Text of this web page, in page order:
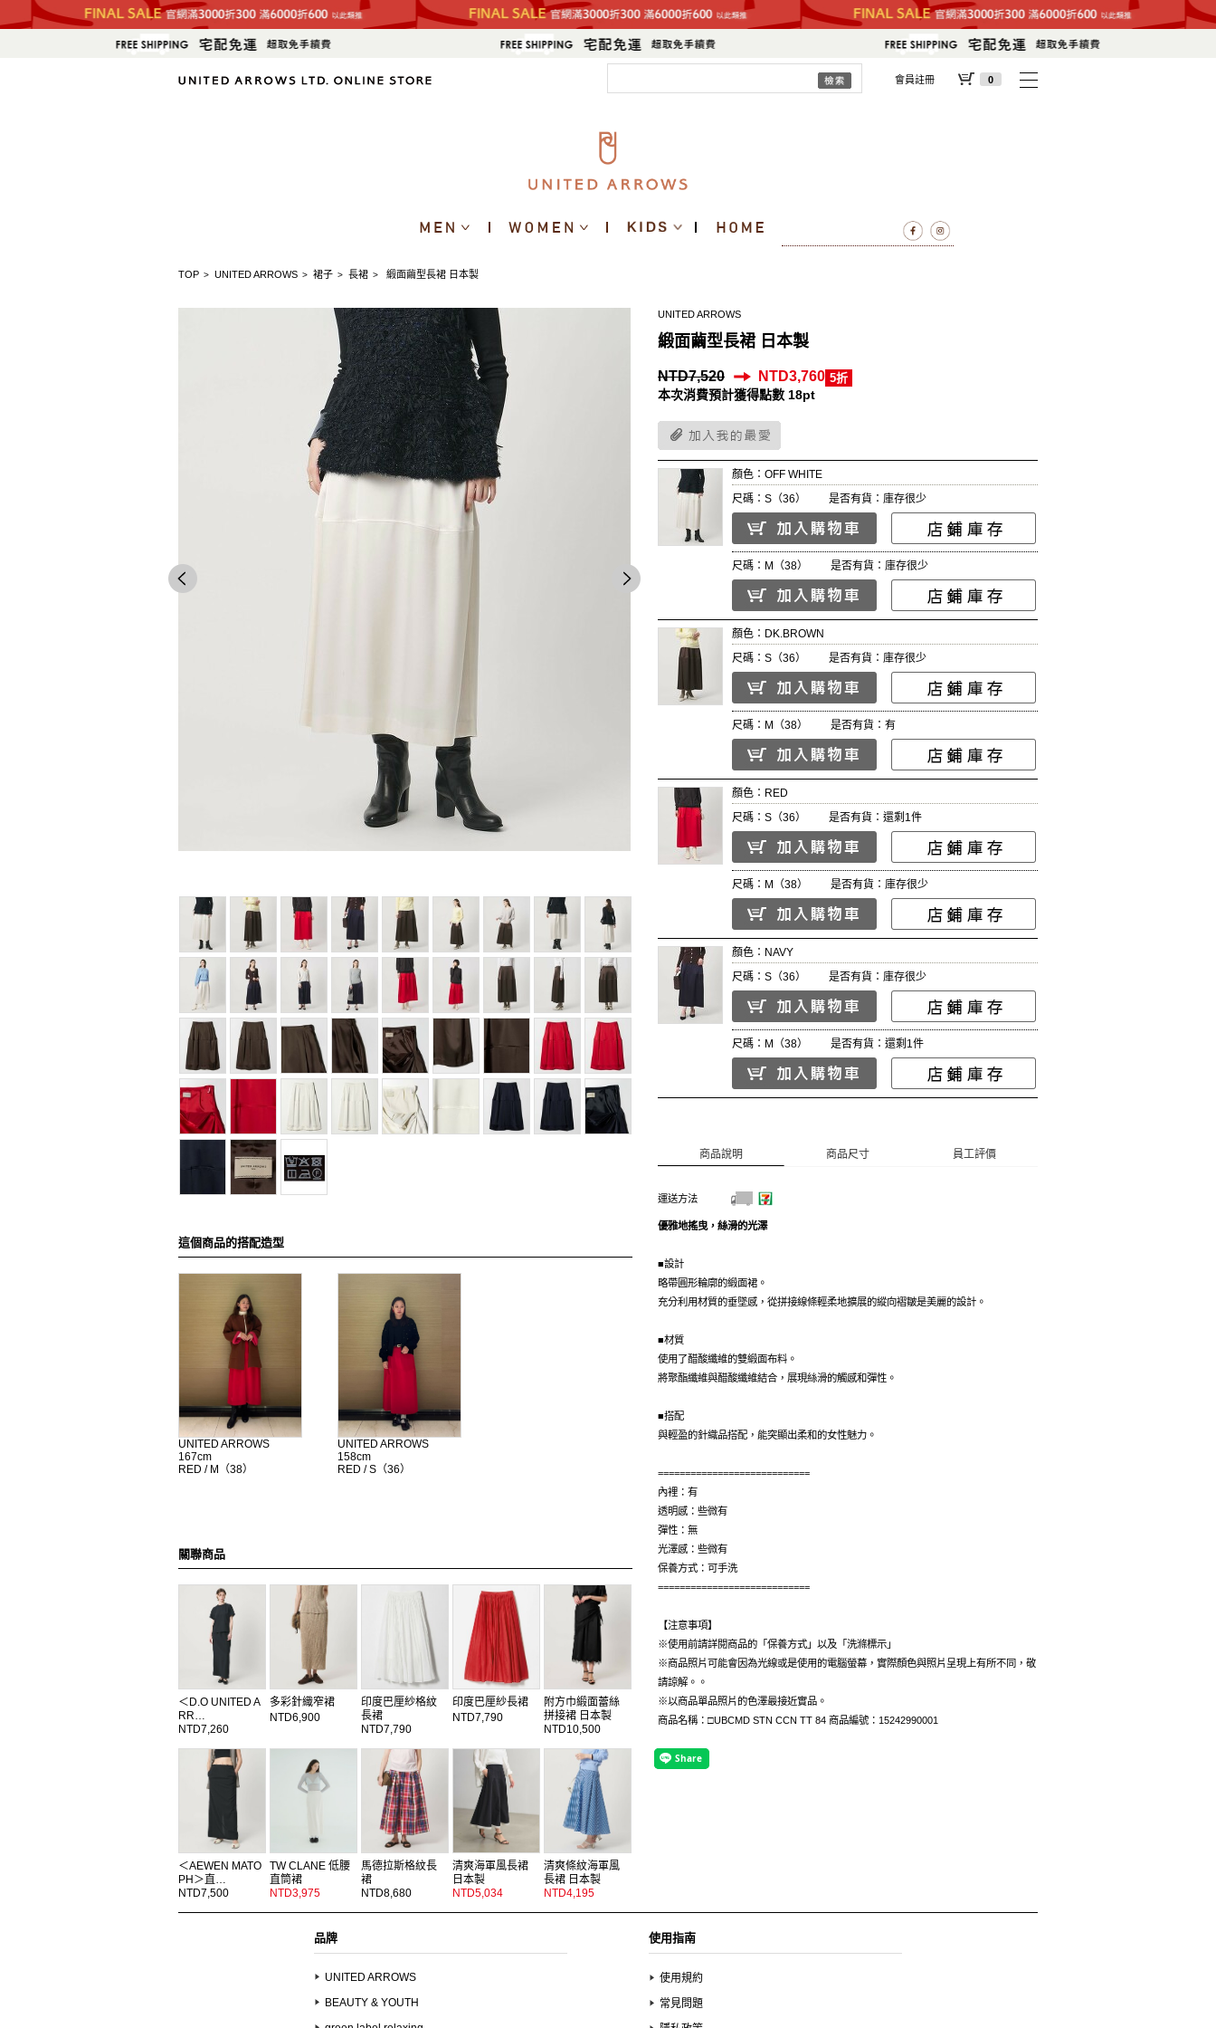
會員註冊 0
TOP > UNITED ARROWS > 裙子 > 長裙 > 緞面繭型長裙 日本製
這個商品的搭配造型
UNITED ARROWS
167cm
RED / M（38）
UNITED ARROWS
158cm
RED / S（36）
關聯商品
＜D.O UNITED A
RR…
NTD7,260
多彩針織窄裙
NTD6,900
印度巴厘紗格紋
長裙
NTD7,790
印度巴厘紗長裙
NTD7,790
附方巾緞面蕾絲
拼接裙 日本製
NTD10,500
＜AEWEN MATO
PH＞直…
NTD7,500
TW CLANE 低腰
直筒裙
NTD3,975
馬德拉斯格紋長
裙
NTD8,680
清爽海軍風長裙
日本製
NTD5,034
清爽條紋海軍風
長裙 日本製
NTD4,195
UNITED ARROWS
緞面繭型長裙 日本製
NTD7,520 NTD3,760 5折
本次消費預計獲得點數 18pt
顏色：OFF WHITE
尺碼：S（36）
是否有貨：庫存很少
尺碼：M（38） 是否有貨：庫存很少
顏色：DK.BROWN
尺碼：S（36）
是否有貨：庫存很少
尺碼：M（38） 是否有貨：有
顏色：RED
尺碼：S（36）
是否有貨：還剩1件
尺碼：M（38） 是否有貨：庫存很少
顏色：NAVY
尺碼：S（36）
是否有貨：庫存很少
尺碼：M（38） 是否有貨：還剩1件
商品說明 商品尺寸 員工評價
運送方法
優雅地搖曳，絲滑的光澤
■設計
略帶圓形輪廓的緞面裙。
充分利用材質的垂墜感，從拼接線條輕柔地擴展的縱向褶皺是美麗的設計。
■材質
使用了醋酸纖維的雙緞面布料。
將聚酯纖維與醋酸纖維結合，展現絲滑的觸感和彈性。
■搭配
與輕盈的針織品搭配，能突顯出柔和的女性魅力。
============================
內裡：有
透明感：些微有
彈性：無
光澤感：些微有
保養方式：可手洗
============================
【注意事項】
※使用前請詳閱商品的「保養方式」以及「洗滌標示」
※商品照片可能會因為光線或是使用的電腦螢幕，實際顏色與照片呈現上有所不同，敬
請諒解。。
※以商品單品照片的色澤最接近實品。
商品名稱：□UBCMD STN CCN TT 84 商品編號：15242990001
品牌
UNITED ARROWS
BEAUTY & YOUTH
使用指南
使用規約
常見問題